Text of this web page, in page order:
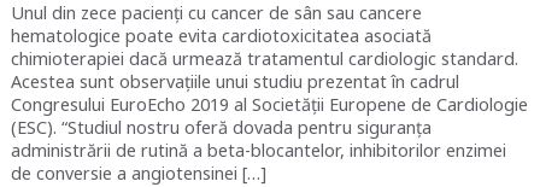
Unul din zece pacienți cu cancer de sân sau cancere
hematologice poate evita cardiotoxicitatea asociată
chimioterapiei dacă urmează tratamentul cardiologic standard.
Acestea sunt observațiile unui studiu prezentat în cadrul
Congresului EuroEcho 2019 al Societății Europene de Cardiologie
(ESC). “Studiul nostru oferă dovada pentru siguranța
administrării de rutină a beta-blocantelor, inhibitorilor enzimei
de conversie a angiotensinei […]